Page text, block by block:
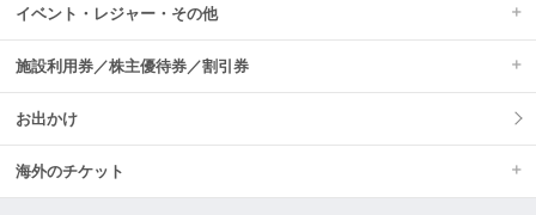
イベント・レジャー・その他
施設利用券／株主優待券／割引券
お出かけ
海外のチケット